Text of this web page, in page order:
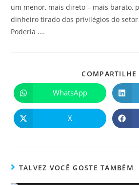
um menor, mais direto – mais barato,
dinheiro tirado dos privilégios do
Poderia ….
COMPARTILHE
WhatsApp
X
TALVEZ VOCÊ GOSTE TAMBÉM